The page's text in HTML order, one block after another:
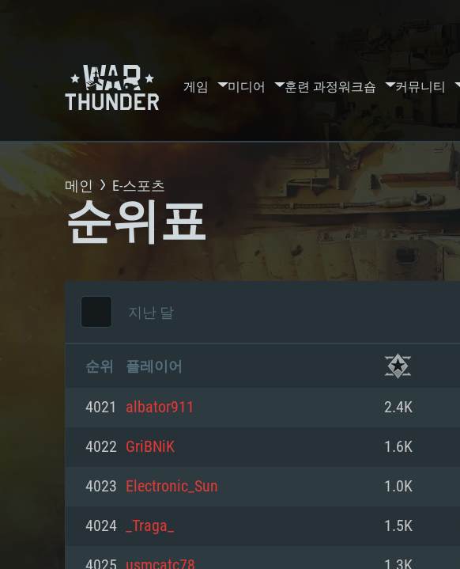
게임 미디어 훈련 과정워크숍 커뮤니티
메인 E-스포츠
순위표
지난 달
순위 플레이어
4021 albator911 2.4K
4022 GriBNiK 1.6K
4023 Electronic_Sun 1.0K
4024 _Traga_ 1.5K
4025 usmcatc78 1.3K